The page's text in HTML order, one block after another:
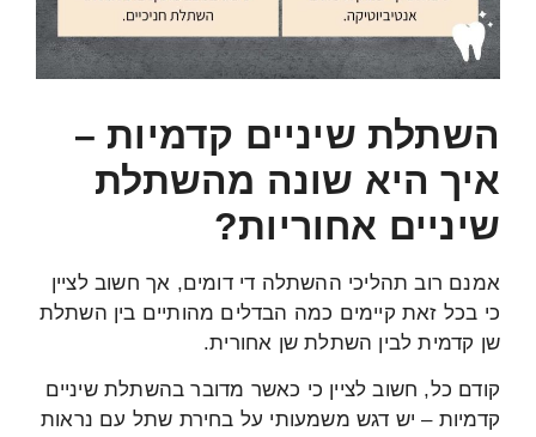
השתלת שיניים קדמיות –
איך היא שונה מהשתלת
שיניים אחוריות?
אמנם רוב תהליכי ההשתלה די דומים, אך חשוב לציין
כי בכל זאת קיימים כמה הבדלים מהותיים בין השתלת
שן קדמית לבין השתלת שן אחורית.
קודם כל, חשוב לציין כי כאשר מדובר בהשתלת שיניים
קדמיות – יש דגש משמעותי על בחירת שתל עם נראות